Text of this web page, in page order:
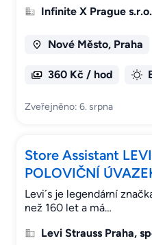
Infinite X Prague s.r.o.
Nové Město, Praha
360 Kč / hod
Zveřejněno: 6. srpna
Store Assistant
POLOVIČNÍ
Levi´s je legendární
než 160 let a má…
Levi Strauss Praha,